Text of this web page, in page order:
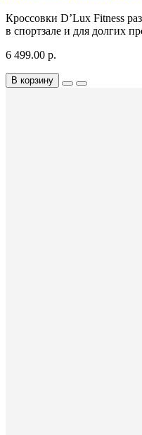
Кроссовки D’Lux Fitness
в спортзале и для долгих
6 499.00 р.
В корзину